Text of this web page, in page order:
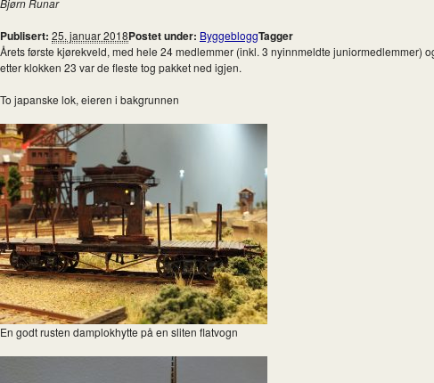
Publisert: 25. januar 2018Postet under: ByggebloggTagger
Årets første kjørekveld, med hele 24 medlemmer (inkl. 3 nyinnmeldte juniormedlemmer)
etter klokken 23 var de fleste tog pakket ned igjen.
To japanske lok, eieren i bakgrunnen
En godt rusten damplokhytte på en sliten flatvogn